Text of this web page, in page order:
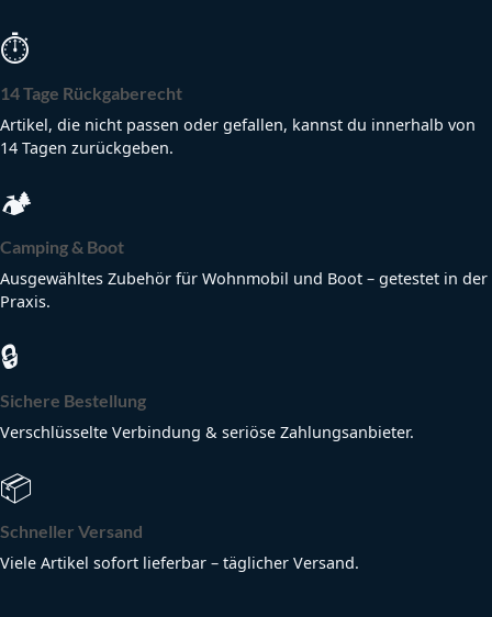
⏱
14 Tage Rückgaberecht
Artikel, die nicht passen oder gefallen, kannst du innerhalb von
14 Tagen zurückgeben.
🏕
Camping & Boot
Ausgewähltes Zubehör für Wohnmobil und Boot – getestet in der
Praxis.
🔒
Sichere Bestellung
Verschlüsselte Verbindung & seriöse Zahlungsanbieter.
📦
Schneller Versand
Viele Artikel sofort lieferbar – täglicher Versand.